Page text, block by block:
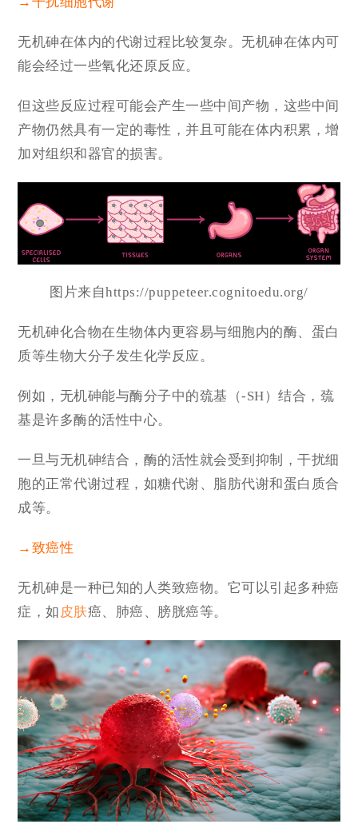
无机砷在体内的代谢过程比较复杂。无机砷在体内可
能会经过一些氧化还原反应。
但这些反应过程可能会产生一些中间产物，这些中间
产物仍然具有一定的毒性，并且可能在体内积累，增
加对组织和器官的损害。
图片来自https://puppeteer.cognitoedu.org/
无机砷化合物在生物体内更容易与细胞内的酶、蛋白
质等生物大分子发生化学反应。
例如，无机砷能与酶分子中的巯基（-SH）结合，巯
基是许多酶的活性中心。
一旦与无机砷结合，酶的活性就会受到抑制，干扰细
胞的正常代谢过程，如糖代谢、脂肪代谢和蛋白质合
成等。
→致癌性
无机砷是一种已知的人类致癌物。它可以引起多种癌
症，如 皮肤癌、肺癌、膀胱癌等。